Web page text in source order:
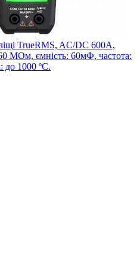
TrueRMS, AC/DC 600A,
МОм, ємність: 60мФ, частота:
до 1000 ºС.